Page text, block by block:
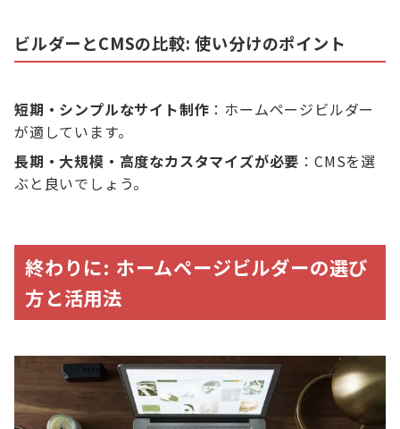
ビルダーとCMSの比較: 使い分けのポイント
短期・シンプルなサイト制作 ：ホームページビルダー
が適しています。
長期・大規模・高度なカスタマイズが必要 ：CMSを選
ぶと良いでしょう。
終わりに: ホームページビルダーの選び
方と活用法